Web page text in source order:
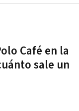
Café en la
sale un